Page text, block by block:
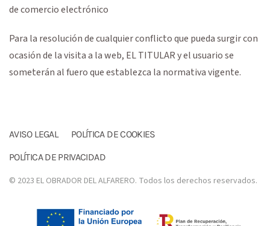
de comercio electrónico
Para la resolución de cualquier conflicto que pueda surgir con
ocasión de la visita a la web, EL TITULAR y el usuario se
someterán al fuero que establezca la normativa vigente.
AVISO LEGAL
POLÍTICA DE COOKIES
POLÍTICA DE PRIVACIDAD
© 2023 EL OBRADOR DEL ALFARERO. Todos los derechos reservados.